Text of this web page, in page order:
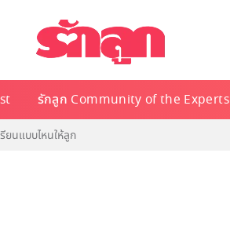
รักลูก Community of the Experts
ยนแบบไหนให้ลูก